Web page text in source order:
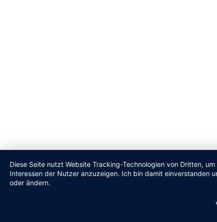
Diese Seite nutzt Website Tracking-Technologien von Dritten,
Interessen der Nutzer anzuzeigen. Ich bin damit einverstanden
oder ändern.